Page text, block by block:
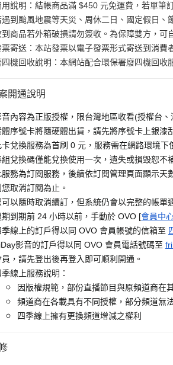
用說明：結帳商品滿 $450 元免運費，若單筆
遇到颱風地震等天災、周休二日、國定假日、
到商品若外箱破損請勿簽收。為保障雙方，可
票寄送：本站發票以電子發票形式寄送到消費
四機回收說明：本網站配合環保署廢四機回
開通說明
音內容為正版授權，限台灣地區收看(授權台、
體序號卡將隨硬體出貨，請先將序號卡上銀漆
卡兌換服務為首刷 0 元，服務需在網路環境下
組兌換碼僅能兌換使用一次，遺失或損毀恕不
服務為訂閱服務，後續依訂閱管理頁面顯示
您取消訂閱為止。
可以隨時取消續訂，但系統仍會以完整的帳單
期到期前 24 小時以前，手動於 OVO [會員中
季線上的訂戶得以同 OVO 會員帳號的信箱至
影音的訂戶得以同 OVO 會員電話號碼至
員，請先登出後再登入即可順利開通。
季線上服務說明：
因版權規範，部份直播節目與原頻道商在
頻道商在各載具有不同授權，部分頻道無
四季線上擁有更換頻道增減之權利